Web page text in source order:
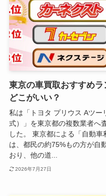
東京の車買取おすすめ
どこがいい？
私は「トヨタ プリウス Aツ
式）」を東京都の複数業者へ
した。 東京都による「自動
は、都民の約75%もの方が自
おり、他の道...
2026年7月27日